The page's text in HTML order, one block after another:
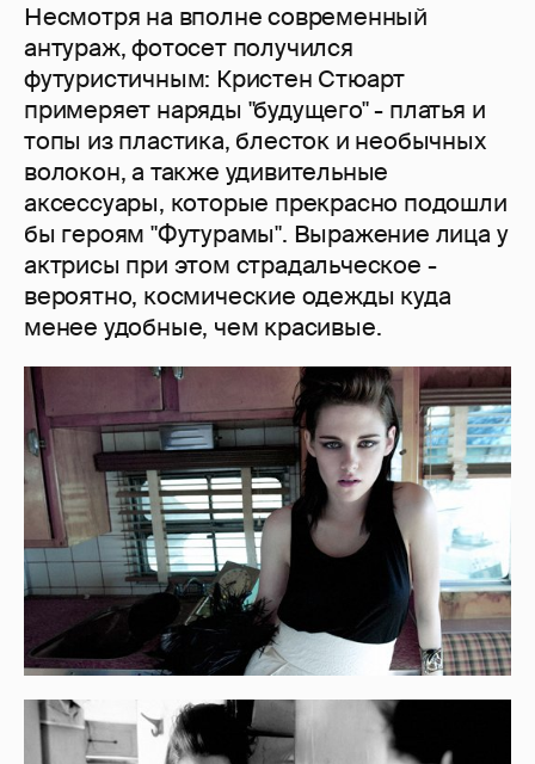
Несмотря на вполне современный
антураж, фотосет получился
футуристичным: Кристен Стюарт
примеряет наряды "будущего" - платья и
топы из пластика, блесток и необычных
волокон, а также удивительные
аксессуары, которые прекрасно подошли
бы героям "Футурамы". Выражение лица у
актрисы при этом страдальческое -
вероятно, космические одежды куда
менее удобные, чем красивые.